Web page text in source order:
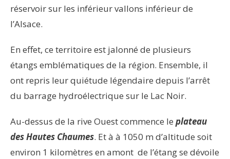
réservoir sur les inférieur vallons inférieur de
l’Alsace.
En effet, ce territoire est jalonné de plusieurs
étangs emblématiques de la région. Ensemble, il
ont repris leur quiétude légendaire depuis l’arrêt
du barrage hydroélectrique sur le Lac Noir.
Au-dessus de la rive Ouest commence le plateau
des Hautes Chaumes. Et à à 1050 m d’altitude soit
environ 1 kilomètres en amont de l’étang se dévoile